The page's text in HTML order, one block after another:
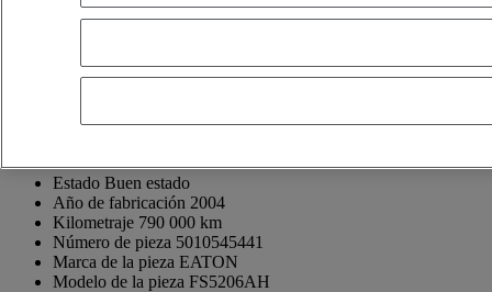
FR, ES, EN, DE
Modelo del vehículo donante Midlum
Estado Buen estado
Año de fabricación 2004
Kilometraje 790 000 km
Número de pieza 5010545441
Marca de la pieza EATON
Modelo de la pieza FS5206AH